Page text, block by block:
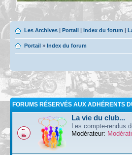
Les Archives | Portail | Index du forum |
Portail » Index du forum
FORUMS RÉSERVÉS AUX ADHÉRENTS
La vie du club...
Les compte-rendus
Modérateur: